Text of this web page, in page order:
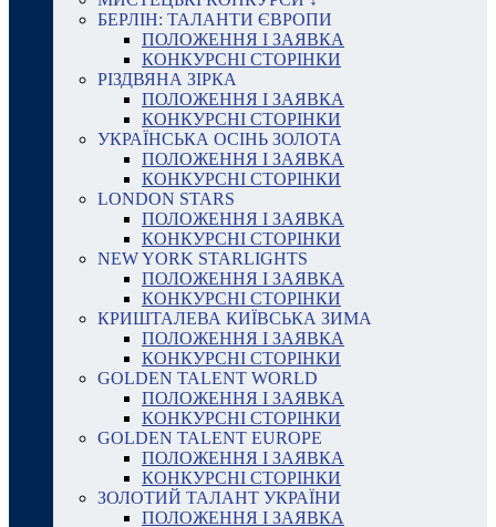
БЕРЛІН: ТАЛАНТИ ЄВРОПИ
ПОЛОЖЕННЯ І ЗАЯВКА
КОНКУРСНІ СТОРІНКИ
РІЗДВЯНА ЗІРКА
ПОЛОЖЕННЯ І ЗАЯВКА
КОНКУРСНІ СТОРІНКИ
УКРАЇНСЬКА ОСІНЬ ЗОЛОТА
ПОЛОЖЕННЯ І ЗАЯВКА
КОНКУРСНІ СТОРІНКИ
LONDON STARS
ПОЛОЖЕННЯ І ЗАЯВКА
КОНКУРСНІ СТОРІНКИ
NEW YORK STARLIGHTS
ПОЛОЖЕННЯ І ЗАЯВКА
КОНКУРСНІ СТОРІНКИ
КРИШТАЛЕВА КИЇВСЬКА ЗИМА
ПОЛОЖЕННЯ І ЗАЯВКА
КОНКУРСНІ СТОРІНКИ
GOLDEN TALENT WORLD
ПОЛОЖЕННЯ І ЗАЯВКА
КОНКУРСНІ СТОРІНКИ
GOLDEN TALENT EUROPE
ПОЛОЖЕННЯ І ЗАЯВКА
КОНКУРСНІ СТОРІНКИ
ЗОЛОТИЙ ТАЛАНТ УКРАЇНИ
ПОЛОЖЕННЯ І ЗАЯВКА